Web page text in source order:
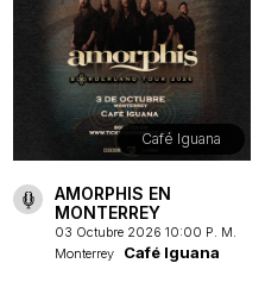
Café Iguana
AMORPHIS EN
MONTERREY
03 Octubre 2026 10:00 P. M.
Monterrey
Café Iguana